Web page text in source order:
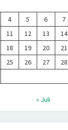
4 5 6 7
11 12 13 14
18 19 20 21
25 26 27 28
« Juli